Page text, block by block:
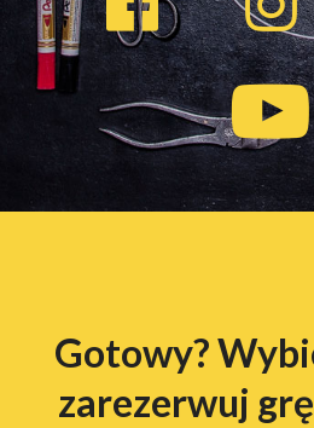
Gotowy?
zarezerwuj